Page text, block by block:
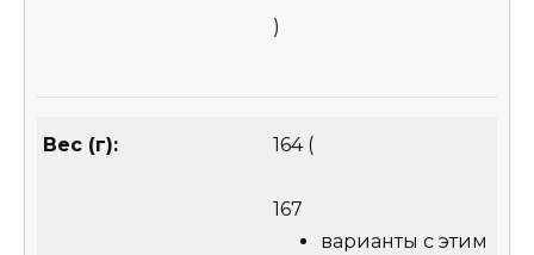
)
Вес (г): 164(
167
варианты с этим